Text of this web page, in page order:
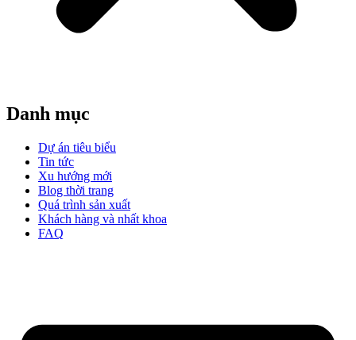
Danh mục
Dự án tiêu biểu
Tin tức
Xu hướng mới
Blog thời trang
Quá trình sản xuất
Khách hàng và nhất khoa
FAQ